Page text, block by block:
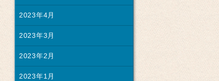
2023年4月
2023年3月
2023年2月
2023年1月